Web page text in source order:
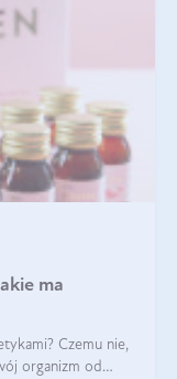
ma
Czemu nie,
organizm od